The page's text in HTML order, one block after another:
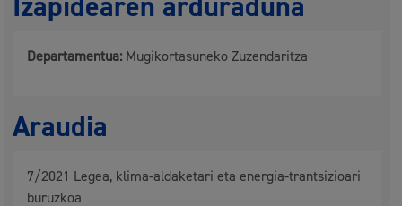
Izapidearen arduraduna
Departamentua: Mugikortasuneko Zuzendaritza
Araudia
7/2021 Legea, klima-aldaketari eta energia-trantsizioari
buruzkoa